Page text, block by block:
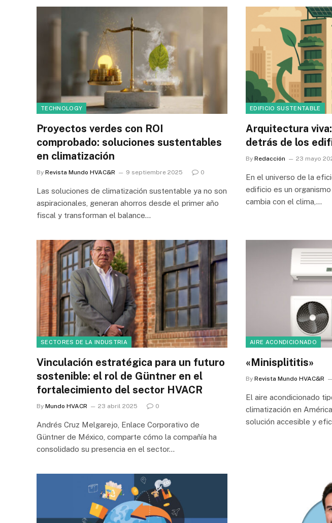
TECHNOLOGY
Proyectos verdes con ROI
comprobado: soluciones sustentables
en climatización
By Revista Mundo HVAC&R 9 septiembre 2025 0
Las soluciones de climatización sustentable ya no son
aspiracionales, generan ahorros desde el primer año
fiscal y transforman el balance…
EDIFICIO SUSTENTABLE
Arquitectura
detrás de los
By Redacción 23 mayo
En el universo de la
edificio es un organismo
cambia con el clima,…
SECTORES DE LA INDUSTRIA
Vinculación estratégica para un futuro
sostenible: el rol de Güntner en el
fortalecimiento del sector HVACR
By Mundo HVACR 23 abril 2025 0
Andrés Cruz Melgarejo, Enlace Corporativo de
Güntner de México, comparte cómo la compañía ha
consolidado su presencia en el sector…
AIRE ACONDICIONADO
«Minisplititis»
By Revista Mundo HVAC&R
El aire acondicionado
climatización en
solución accesible y